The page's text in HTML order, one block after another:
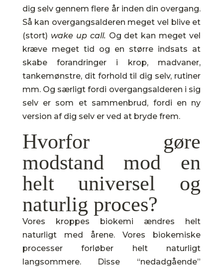
dig selv gennem flere år inden din overgang.
Så kan overgangsalderen meget vel blive et
(stort) wake up call. Og det kan meget vel
kræve meget tid og en større indsats at
skabe forandringer i krop, madvaner,
tankemønstre, dit forhold til dig selv, rutiner
mm. Og særligt fordi overgangsalderen i sig
selv er som et sammenbrud, fordi en ny
version af dig selv er ved at bryde frem.
Hvorfor gøre
modstand mod en
helt universel og
naturlig proces?
Vores kroppes biokemi ændres helt
naturligt med årene. Vores biokemiske
processer forløber helt naturligt
langsommere. Disse “nedadgående”